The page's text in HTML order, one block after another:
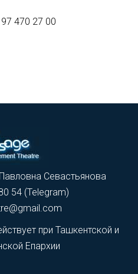
470 27 00
Севастьянова
54 (Telegram)
при Ташкентской и
Епархии